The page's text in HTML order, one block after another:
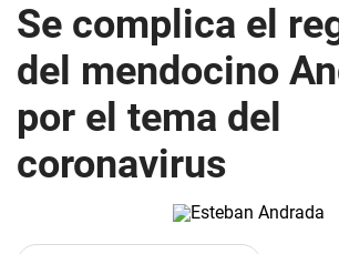
Se complica el
del mendocino
por el tema del
coronavirus